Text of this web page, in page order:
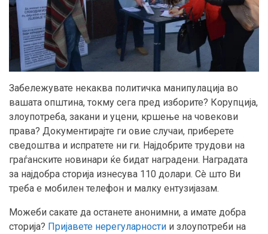
Забележувате некаква политичка манипулација во
вашата општина, токму сега пред изборите? Корупција,
злоупотреба, закани и уцени, кршење на човекови
права? Документирајте ги овие случаи, приберете
сведоштва и испратете ни ги. Најдобрите трудови на
граѓанските новинари ќе бидат наградени. Наградата
за најдобра сторија изнесува 110 долари. Сè што Ви
треба е мобилен телефон и малку ентузијазам.
Можеби сакате да останете анонимни, а имате добра
сторија? Пријавете нерегуларности и злоупотреби на